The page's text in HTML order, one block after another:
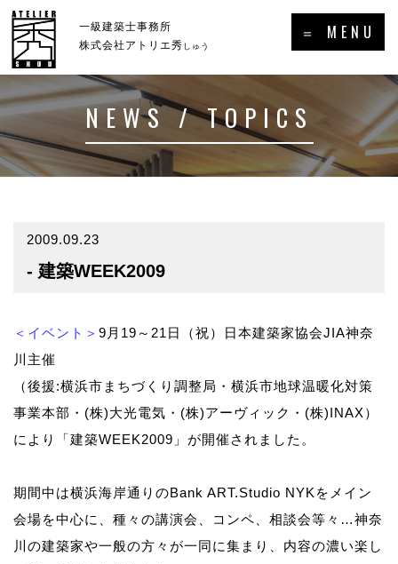
＝ MENU
一級建築士事務所
株式会社アトリエ秀 しゅう ×
ホーム
－HOME
新着情報・トピックス
事業案内
実績・受賞歴
NEWS / TOPICS
2009.09.23
- 建築WEEK2009
＜イベント＞ 9月19～21日（祝）日本建築家協会JIA神奈
川主催
（後援:横浜市まちづくり調整局・横浜市地球温暖化対策
事業本部・(株)大光電気・(株)アーヴィック・(株)INAX）
により「建築WEEK2009」が開催されました。
期間中は横浜海岸通りのBank ART.Studio NYKをメイン
会場を中心に、種々の講演会、コンペ、相談会等々…神奈
川の建築家や一般の方々が一同に集まり、内容の濃い楽し